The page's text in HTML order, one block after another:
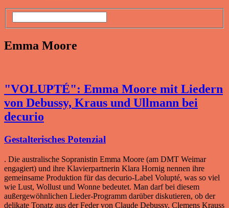
Emma Moore
"VOLUPTÉ": Emma Moore mit Liedern
von Debussy, Kraus und Ullmann bei
decurio
Gestalterisches Potenzial
. Die australische Sopranistin Emma Moore (am DMT Weimar
engagiert) und ihre Klavierpartnerin Klara Hornig nennen ihre
gemeinsame Produktion für das decurio-Label Volupté, was so viel
wie Lust, Wollust und Wonne bedeutet. Man darf bei diesem
außergewöhnlichen Lieder-Programm darüber diskutieren, ob der
delikate Tonatz aus der Feder von Claude Debussy, Clemens Krauss